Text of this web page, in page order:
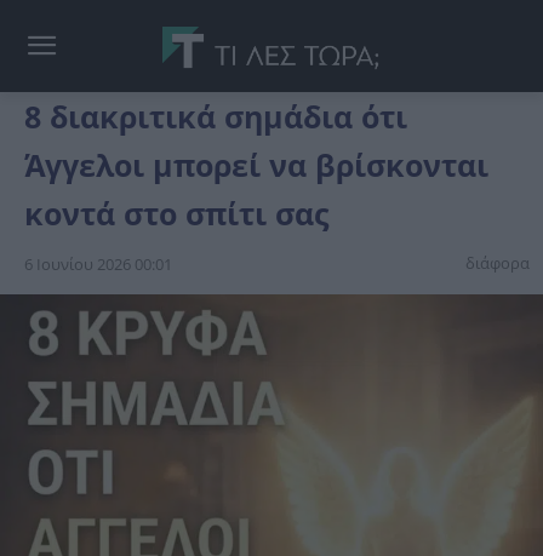
8 διακριτικά σημάδια ότι
Άγγελοι μπορεί να βρίσκονται
κοντά στο σπίτι σας
6 Ιουνίου 2026 00:01 διάφορα